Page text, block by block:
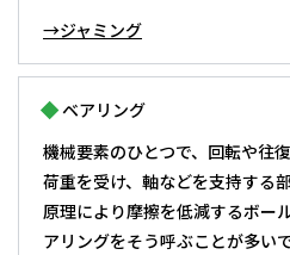
→ジャミング
ベアリング
機械要素のひとつで、回転や往
荷重を受け、軸などを支持する
原理により摩擦を低減するボー
アリングをそう呼ぶことが多い